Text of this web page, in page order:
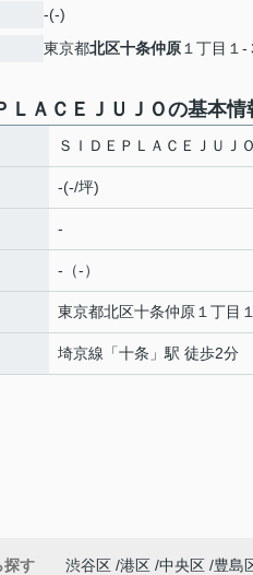
-(-)
東京都北区十条仲原 １丁目１-
ＬＡＣＥＪＵＪＯの基本情
ＳＩＤＥＰＬＡＣＥＪＵＪＯ
-(-/坪)
-
-（-）
東京都北区十条仲原 １丁目
埼京線 「十条 」駅 徒歩2分
探す 渋谷区 港区 中央区 豊島